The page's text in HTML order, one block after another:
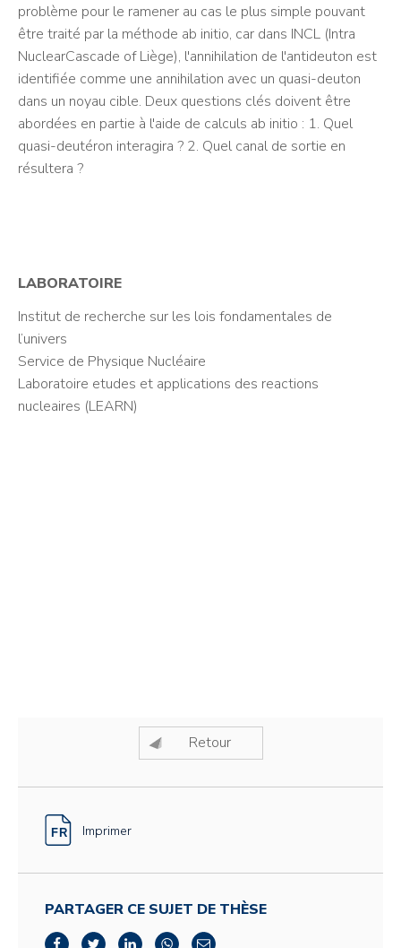
problème pour le ramener au cas le plus simple pouvant
être traité par la méthode ab initio, car dans INCL (Intra
NuclearCascade of Liège), l'annihilation de l'antideuton est
identifiée comme une annihilation avec un quasi-deuton
dans un noyau cible. Deux questions clés doivent être
abordées en partie à l'aide de calculs ab initio : 1. Quel
quasi-deutéron interagira ? 2. Quel canal de sortie en
résultera ?
LABORATOIRE
Institut de recherche sur les lois fondamentales de
l’univers
Service de Physique Nucléaire
Laboratoire etudes et applications des reactions
nucleaires (LEARN)
Retour
Imprimer
PARTAGER CE SUJET DE THÈSE